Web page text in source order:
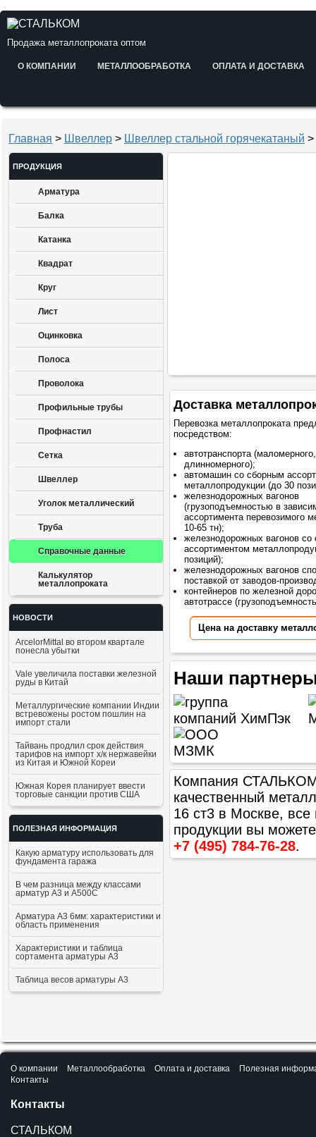
Продажа металлопроката оптом
О КОМПАНИИ МЕТАЛЛООБРАБОТКА ОПЛАТА И ДОСТАВКА
Главная > Швеллер > Швеллер стальной горячекатаный
ПРОДУКЦИЯ
Арматура
Балка
Катанка
Квадрат
Круг
Лист
Оцинковка
Полоса
Проволока
Профильные трубы
Профнастил
Сетка
Швеллер
Уголок металлический
Труба
Справочные данные
Калькулятор
металлопроката
НОВОСТИ
ArcelorMittal во втором квартале
понесла убытки
Vale увеличила поставки железной
руды в Китай
Металлургические компании Индии
встревожены ростом пошлин на
импорт стали
Тайвань продлил срок действия
тарифов на импорт х/к нержавейки
из Китая и Южной Кореи
Южная Корея планирует ввести
торговые санкции против США
ПОЛЕЗНАЯ ИНФОРМАЦИЯ
Какую арматуру использовать для
фундамента гаража
В чем разница между классами
арматур А3 и А500С
Арматура А3 6мм: характеристики и
область применения
Характеристики и таблица
сортамента арматуры А3
Таблица весов арматуры А3
Доставка
Перевозка металлопроката
посредством:
автотранспорта (маломерного,
длинномерного);
автомашин со сборным
металлопродукции (до 30
железнодорожных вагонов
(грузоподъемностью в
ассортимента перевозимого
10-65 тн);
железнодорожных вагонов со
ассортиментом
позиций);
железнодорожных вагонов
поставкой от заводов-
контейнеров по железной
автотрассе
Цена на доставку
Наши
Компания СТАЛЬКОМ
качественный
16 ст3 в Москве, все
продукции вы
+7 (495) 784-76-28.
О компании Металлообработка Оплата и доставка
Полезная
Контакты
Контакты
СТАЛЬКОМ